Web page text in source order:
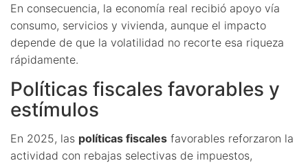
En consecuencia, la economía real recibió apoyo vía
consumo, servicios y vivienda, aunque el impacto
depende de que la volatilidad no recorte esa riqueza
rápidamente.
Políticas fiscales favorables y
estímulos
En 2025, las políticas fiscales favorables reforzaron la
actividad con rebajas selectivas de impuestos,